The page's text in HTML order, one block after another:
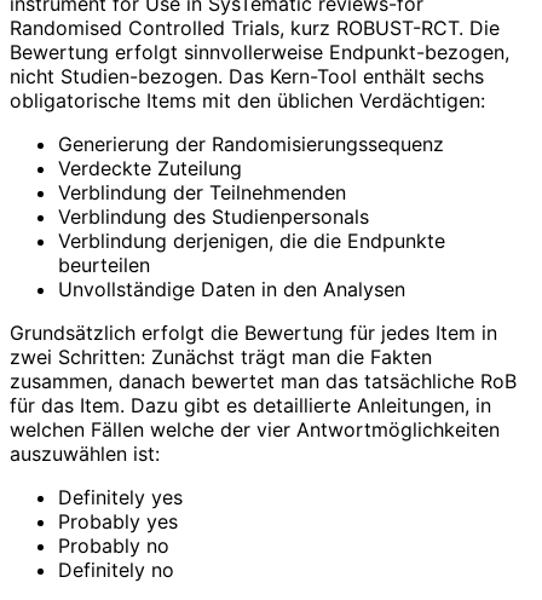
Randomised Controlled Trials, kurz ROBUST-RCT. Die
Bewertung erfolgt sinnvollerweise Endpunkt-bezogen,
nicht Studien-bezogen. Das Kern-Tool enthält sechs
obligatorische Items mit den üblichen Verdächtigen:
Generierung der Randomisierungssequenz
Verdeckte Zuteilung
Verblindung der Teilnehmenden
Verblindung des Studienpersonals
Verblindung derjenigen, die die Endpunkte
beurteilen
Unvollständige Daten in den Analysen
Grundsätzlich erfolgt die Bewertung für jedes Item in
zwei Schritten: Zunächst trägt man die Fakten
zusammen, danach bewertet man das tatsächliche RoB
für das Item. Dazu gibt es detaillierte Anleitungen, in
welchen Fällen welche der vier Antwortmöglichkeiten
auszuwählen ist:
Definitely yes
Probably yes
Probably no
Definitely no